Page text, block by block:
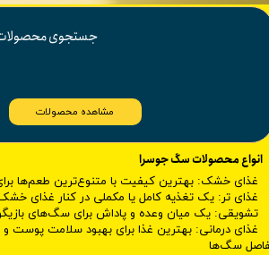
مشاهده محصولات
​جستجوی
انواع محصولات سگ جوسرا
خشک: بهترین کیفیت با متنوع‌ترین طعم‌ها
تر: یک تغذیه کامل یا مکملی در کنار غذای
یک میان وعده و پاداش برای سگ‌های
درمانی: بهترین غذا برای بهبود سلامت پوست
سگ‌ها